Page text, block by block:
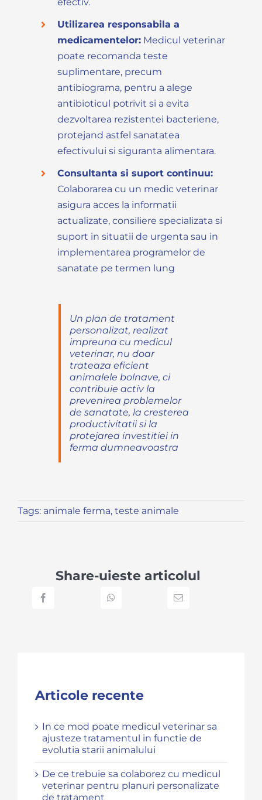
Utilizarea responsabila a
medicamentelor: Medicul veterinar
poate recomanda teste
suplimentare, precum
antibiograma, pentru a alege
antibioticul potrivit si a evita
dezvoltarea rezistentei bacteriene,
protejand astfel sanatatea
efectivului si siguranta alimentara.
Consultanta si suport continuu:
Colaborarea cu un medic veterinar
asigura acces la informatii
actualizate, consiliere specializata si
suport in situatii de urgenta sau in
implementarea programelor de
sanatate pe termen lung
Un plan de tratament
personalizat, realizat
impreuna cu medicul
veterinar, nu doar
trateaza eficient
animalele bolnave, ci
contribuie activ la
prevenirea problemelor
de sanatate, la cresterea
productivitatii si la
protejarea investitiei in
ferma dumneavoastra
Tags: animale ferma, teste animale
Share-uieste articolul
Articole recente
In ce mod poate medicul veterinar sa
ajusteze tratamentul in functie de
evolutia starii animalului
De ce trebuie sa colaborez cu medicul
veterinar pentru planuri personalizate
de tratament